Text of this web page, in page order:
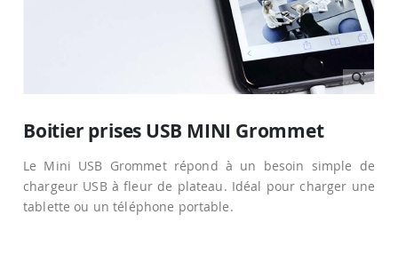
début
la
Galerie
d’images
Boitier prises USB MINI Grommet
Le Mini USB Grommet répond à un besoin simple de
chargeur USB à fleur de plateau. Idéal pour charger une
tablette ou un téléphone portable.